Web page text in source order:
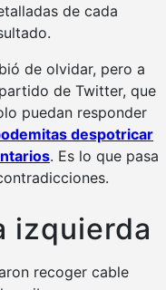
de cada
de olvidar, pero a
de Twitter, que
puedan responder
despotricar
. Es lo que pasa
izquierda
recoger cable